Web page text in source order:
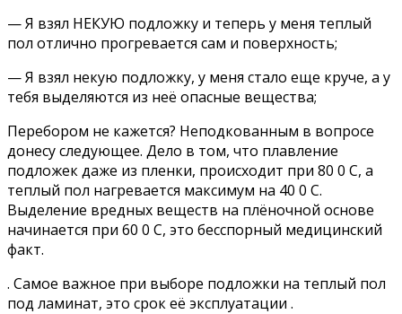
— Я взял НЕКУЮ подложку и теперь у меня теплый
пол отлично прогревается сам и поверхность;
— Я взял некую подложку, у меня стало еще круче, а у
тебя выделяются из неё опасные вещества;
Перебором не кажется? Неподкованным в вопросе
донесу следующее. Дело в том, что плавление
подложек даже из пленки, происходит при 80 0 С, а
теплый пол нагревается максимум на 40 0 С.
Выделение вредных веществ на плёночной основе
начинается при 60 0 С, это бесспорный медицинский
факт.
. Самое важное при выборе подложки на теплый пол
под ламинат, это срок её эксплуатации .